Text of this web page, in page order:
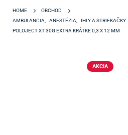
HOME
OBCHOD
AMBULANCIA
ANESTÉZIA
IHLY A STRIEKAČKY
POLOJECT XT 30G EXTRA KRÁTKE 0,3 X 12 MM
AKCIA